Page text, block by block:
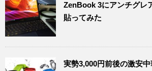
ZenBook 3にアンチグレ
貼ってみた
実勢3,000円前後の激安